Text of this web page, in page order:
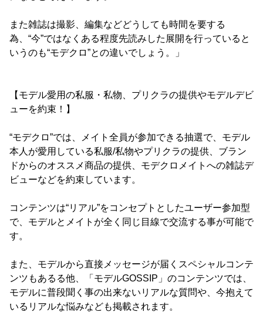
また雑誌は撮影、編集などどうしても時間を要する
為、“今”ではなくある程度先読みした展開を行っていると
いうのも“モデクロ”との違いでしょう。」
【モデル愛用の私服・私物、プリクラの提供やモデルデビ
ューを約束！】
“モデクロ”では、メイト全員が参加できる抽選で、モデル
本人が愛用している私服/私物やプリクラの提供、ブラン
ドからのオススメ商品の提供、モデクロメイトへの雑誌デ
ビューなどを約束しています。
コンテンツは“リアル”をコンセプトとしたユーザー参加型
で、モデルとメイトが全く同じ目線で交流する事が可能で
す。
また、モデルから直接メッセージが届くスペシャルコンテ
ンツもあるる他、「モデルGOSSIP」のコンテンツでは、
モデルに普段聞く事の出来ないリアルな質問や、今抱えて
いるリアルな悩みなども掲載されます。